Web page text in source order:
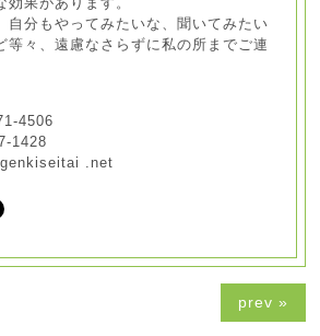
自分もやってみたいな、聞いてみたい
等々、遠慮なさらずに私の所までご連
4506
1428
.net
prev »